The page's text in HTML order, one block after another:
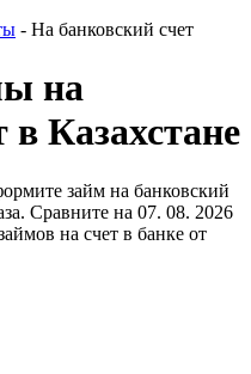
- На банковский счет
на
в Казахстане
займ на банковский
Сравните на 07. 08. 2026
на счет в банке от